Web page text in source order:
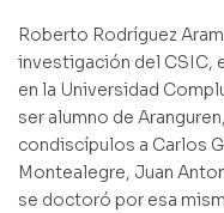
Roberto Rodríguez
investigación del CSIC,
en la Universidad
ser alumno de
condiscípulos a Carlos
Montealegre, Juan
se doctoró por esa